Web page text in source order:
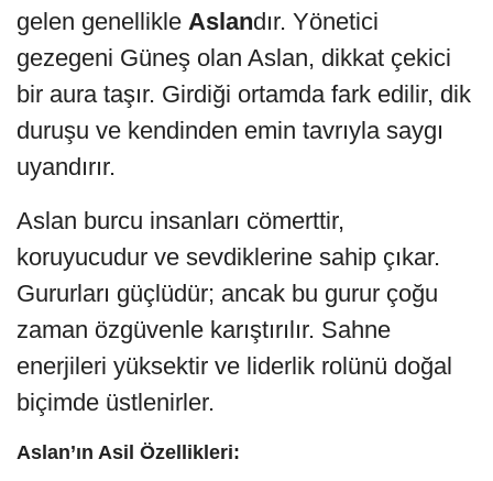
gelen genellikle Aslandır. Yönetici
gezegeni Güneş olan Aslan, dikkat çekici
bir aura taşır. Girdiği ortamda fark edilir, dik
duruşu ve kendinden emin tavrıyla saygı
uyandırır.
Aslan burcu insanları cömerttir,
koruyucudur ve sevdiklerine sahip çıkar.
Gururları güçlüdür; ancak bu gurur çoğu
zaman özgüvenle karıştırılır. Sahne
enerjileri yüksektir ve liderlik rolünü doğal
biçimde üstlenirler.
Aslan’ın Asil Özellikleri: